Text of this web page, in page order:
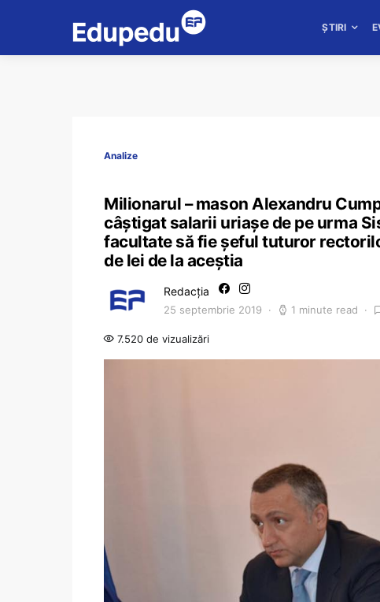
ȘTIRI
Analize
Milionarul – mason Alexandru
câștigat salarii uriașe de pe urma
facultate să fie șeful tuturor
de lei de la aceștia
Redacția
25 septembrie 2019 1 minute read
7.520 de vizualizări